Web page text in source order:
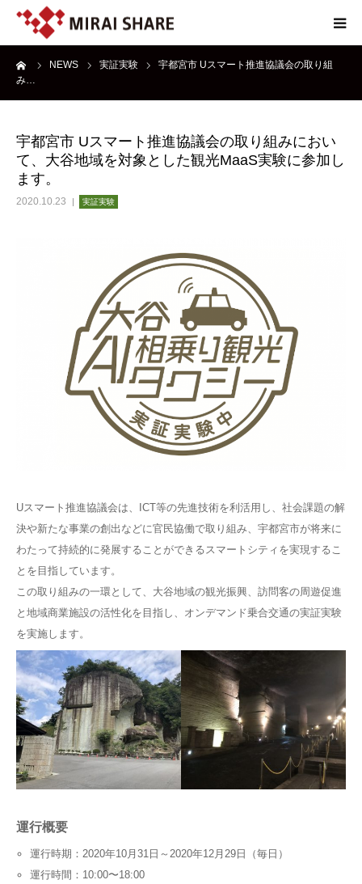
NEWS 実証実験
宇都宮市 Uスマート推進協議会の取り組
み…
宇都宮市 Uスマート推進協議会の取り組みにおい
て、大谷地域を対象とした観光MaaS実験に参加し
ます。
2020.10.23 実証実験
Uスマート推進協議会は、ICT等の先進技術を利活用し、社会課題の解
決や新たな事業の創出などに官民協働で取り組み、宇都宮市が将来に
わたって持続的に発展することができるスマートシティを実現するこ
とを目指しています。
この取り組みの一環として、大谷地域の観光振興、訪問客の周遊促進
と地域商業施設の活性化を目指し、オンデマンド乗合交通の実証実験
を実施します。
運行概要
運行時期：2020年10月31日～2020年12月29日（毎日）
運行時間：10:00〜18:00
NEWS
SERVICE
REPORT